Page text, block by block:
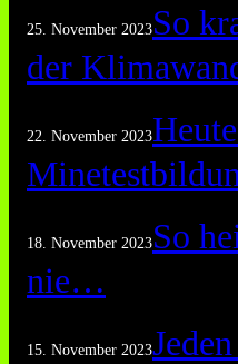
25. November 2023So
der
22. November 2023
18. November 2023So
nie…
15. November 2023